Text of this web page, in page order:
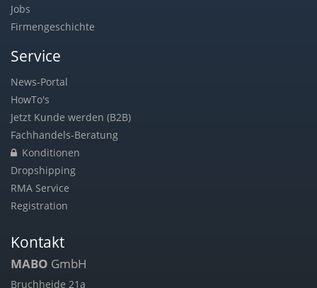
Jobs
Firmengeschichte
Service
News-Portal
HowTo's
Jetzt Kunde werden (B2B)
Fachhandels-Beratung
Konditionen
Dropshipping
RMA Service
Registration
Kontakt
MABO GmbH
Bruchheide 21a